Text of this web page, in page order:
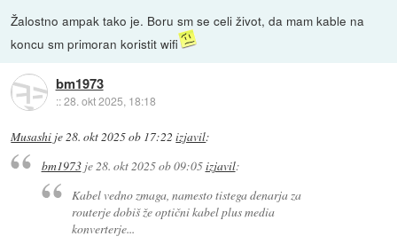
Žalostno ampak tako je. Boru sm se celi život, da mam kable na
koncu sm primoran koristit wifi
bm1973
::28. okt 2025, 18:18
Musashi je 28. okt 2025 ob 17:22 izjavil:
bm1973je28. okt 2025 ob 09:05izjavil:
Kabel vedno zmaga, namesto tistega denarja za
routerje dobiš že optični kabel plus media
konverterje...